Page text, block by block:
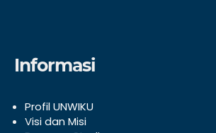
Informasi
Profil UNWIKU
Visi dan Misi